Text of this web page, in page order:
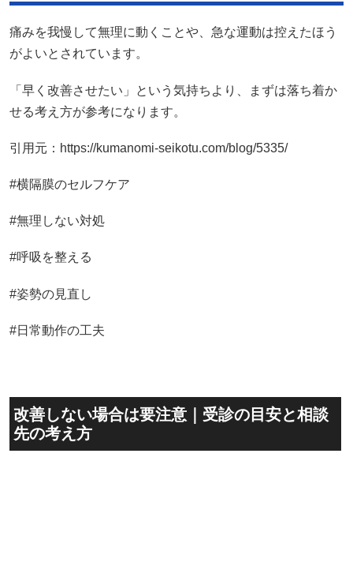
痛みを我慢して無理に動くことや、急な運動は控えたほう
がよいとされています。
「早く改善させたい」という気持ちより、まずは落ち着か
せる考え方が参考になります。
引用元：https://kumanomi-seikotu.com/blog/5335/
#横隔膜のセルフケア
#無理しない対処
#呼吸を整える
#姿勢の見直し
#日常動作の工夫
改善しない場合は要注意｜受診の目安と相談
先の考え方